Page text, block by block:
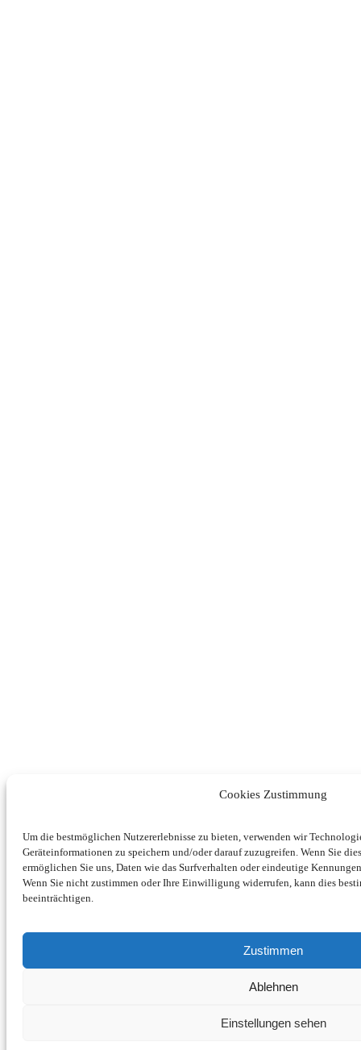
Cookies Zustimmung
Um die bestmöglichen Nutzererlebnisse zu bieten, verwenden wir
Geräteinformationen zu speichern und/oder darauf zuzugreifen. Wenn Sie
ermöglichen Sie uns, Daten wie das Surfverhalten oder eindeutige
Wenn Sie nicht zustimmen oder Ihre Einwilligung widerrufen, kann dies
beeinträchtigen.
Zustimmen
Ablehnen
Einstellungen sehen